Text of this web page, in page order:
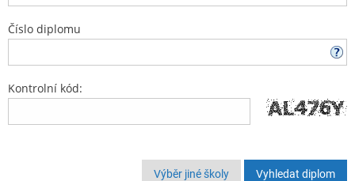
Číslo diplomu
Kontrolní kód:
Výběr jiné školy